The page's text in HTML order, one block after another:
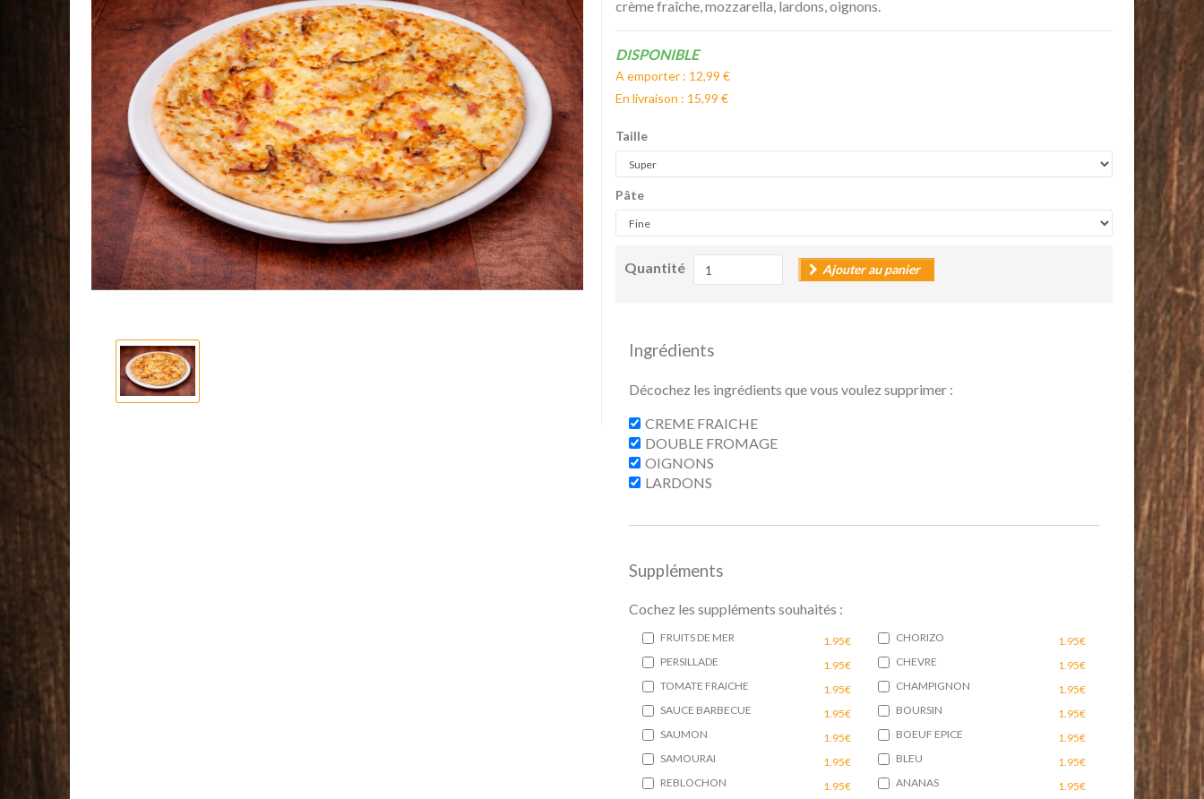
crème fraîche, mozzarella, lardons, oignons.
Disponibilité:
DISPONIBLE
A emporter : 12,99 €
En livraison : 15,99 €
Taille
Pâte
Quantité Ajouter au panier
Ingrédients
Décochez les ingrédients que vous voulez supprimer :
CREME FRAICHE
DOUBLE FROMAGE
OIGNONS
LARDONS
Suppléments
Cochez les suppléments souhaités :
FRUITS DE MER
1.95€
PERSILLADE
1.95€
TOMATE FRAICHE
1.95€
SAUCE BARBECUE
1.95€
SAUMON
1.95€
SAMOURAI
1.95€
REBLOCHON
1.95€
CHORIZO
1.95€
CHEVRE
1.95€
CHAMPIGNON
1.95€
BOURSIN
1.95€
BOEUF EPICE
1.95€
BLEU
1.95€
ANANAS
1.95€